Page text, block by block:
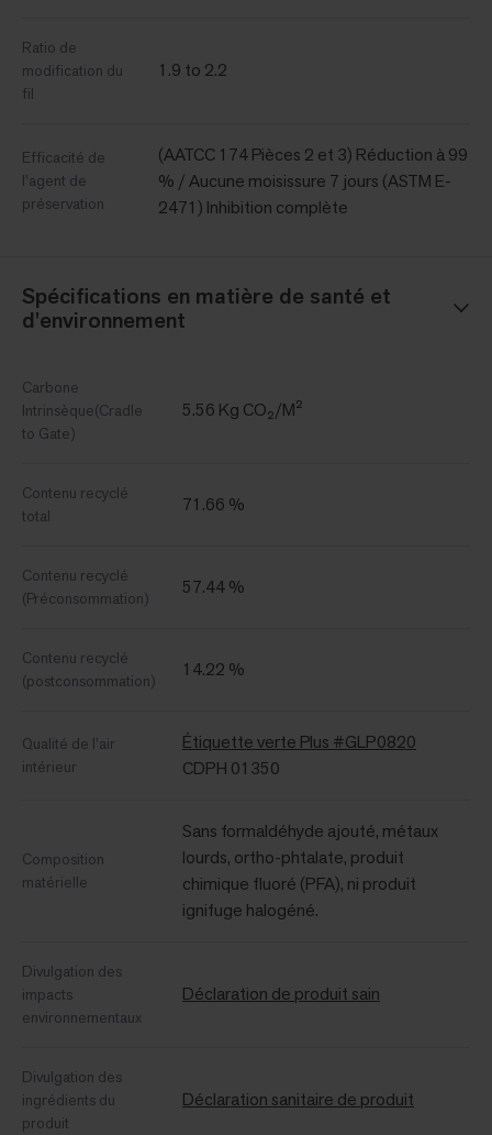
Ratio de
modification du
fil
1.9 to 2.2
Efficacité de
l'agent de
préservation
(AATCC 174 Pièces 2 et 3) Réduction à 99
% / Aucune moisissure 7 jours (ASTM E-
2471) Inhibition complète
Spécifications en matière de santé et
d'environnement
Carbone
Intrinsèque(Cradle
to Gate)
5.56 Kg CO₂/M²
Contenu recyclé
total
71.66 %
Contenu recyclé
(Préconsommation)
57.44 %
Contenu recyclé
(postconsommation)
14.22 %
Qualité de l’air
intérieur
Étiquette verte Plus #GLP0820
CDPH 01350
Composition
matérielle
Sans formaldéhyde ajouté, métaux
lourds, ortho-phtalate, produit
chimique fluoré (PFA), ni produit
ignifuge halogéné.
Divulgation des
impacts
environnementaux
Déclaration de produit sain
Divulgation des
ingrédients du
produit
Déclaration sanitaire de produit